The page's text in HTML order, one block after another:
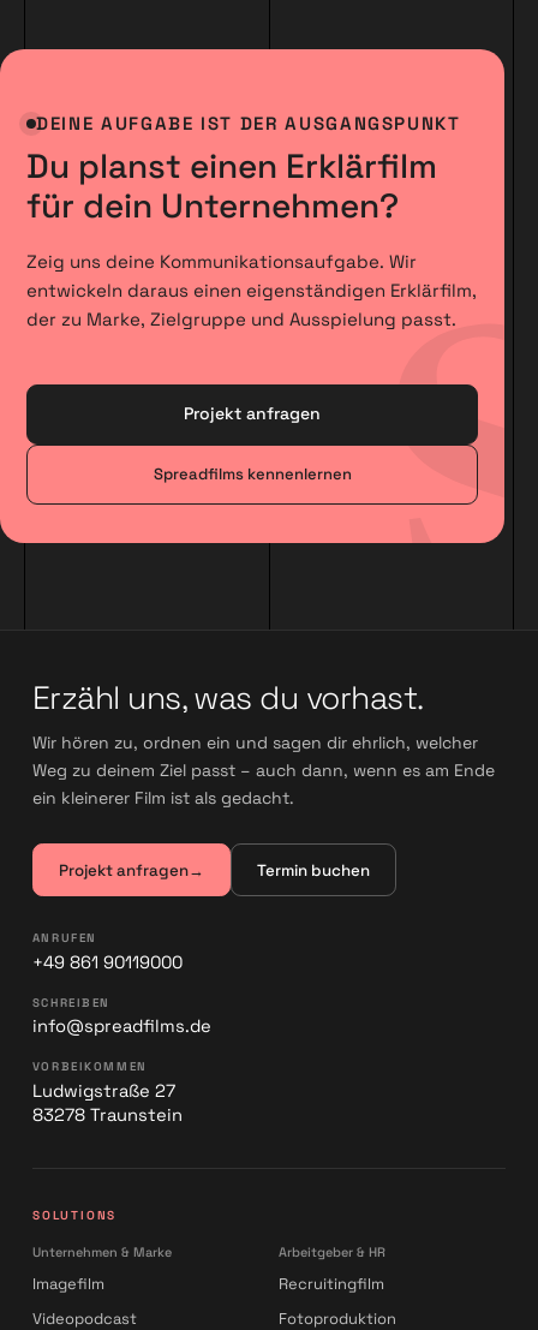
DEINE AUFGABE IST DER AUSGANGSPUNKT
Du planst einen Erklärfilm
für dein Unternehmen?
Zeig uns deine Kommunikationsaufgabe. Wir
entwickeln daraus einen eigenständigen Erklärfilm,
der zu Marke, Zielgruppe und Ausspielung passt.
Projekt anfragen
Spreadfilms kennenlernen
Erzähl uns, was du vorhast.
Wir hören zu, ordnen ein und sagen dir ehrlich, welcher
Weg zu deinem Ziel passt – auch dann, wenn es am Ende
ein kleinerer Film ist als gedacht.
Projekt anfragen→ Termin buchen
ANRUFEN
+49 861 90119000
SCHREIBEN
info@spreadfilms.de
VORBEIKOMMEN
Ludwigstraße 27
83278 Traunstein
SOLUTIONS
Unternehmen & Marke
Imagefilm
Videopodcast
Arbeitgeber & HR
Recruitingfilm
Fotoproduktion